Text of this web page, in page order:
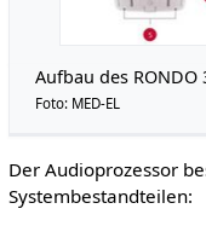
Aufbau des RONDO
Foto: MED-EL
Der Audioprozessor
Systembestandteilen: